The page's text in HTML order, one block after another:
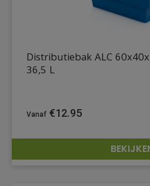
Distributiebak ALC
36,5 L
€12.95